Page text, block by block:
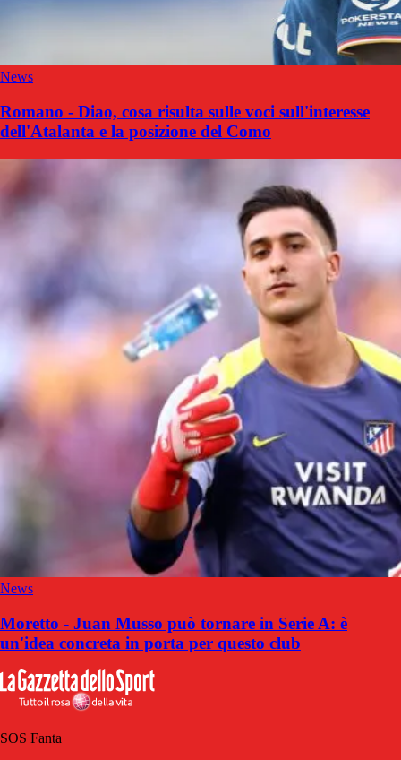
News
Romano - Diao, cosa risulta sulle voci sull'interesse
dell'Atalanta e la posizione del Como
News
Moretto - Juan Musso può tornare in Serie A: è
un'idea concreta in porta per questo club
SOS Fanta